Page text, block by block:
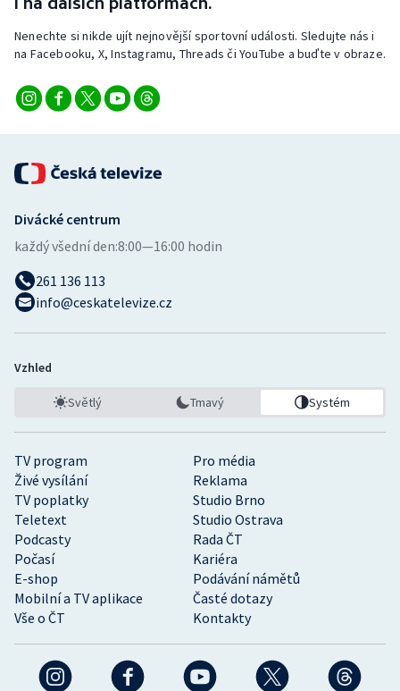
Vodní slalom
Ostatní
Nenechte si nikde ujít nejnovější sportovní události. Sledujte nás i
na Facebooku, X, Instagramu, Threads či YouTube a buďte v obraze.
TV program
Pro média
Živé vysílání
Reklama
TV poplatky
Studio Brno
Teletext
Studio Ostrava
Podcasty
Rada ČT
Počasí
Kariéra
E-shop
Podávání námětů
Mobilní a TV aplikace
Časté dotazy
Vše o ČT
Kontakty
Divácké centrum
každý všední den:8:00—16:00 hodin
261 136 113
info@ceskatelevize.cz
Vzhled
Světlý Tmavý Systém